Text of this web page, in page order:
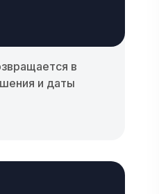
в
и даты